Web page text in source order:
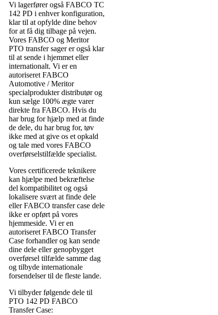
Vi lagerfører også FABCO TC
142 PD i enhver konfiguration,
klar til at opfylde dine behov
for at få dig tilbage på vejen.
Vores FABCO og Meritor
PTO transfer sager er også klar
til at sende i hjemmet eller
internationalt. Vi er en
autoriseret FABCO
Automotive / Meritor
specialprodukter distributør og
kun sælge 100% ægte varer
direkte fra FABCO. Hvis du
har brug for hjælp med at finde
de dele, du har brug for, tøv
ikke med at give os et opkald
og tale med vores FABCO
overførselstilfælde specialist.
Vores certificerede teknikere
kan hjælpe med bekræftelse
del kompatibilitet og også
lokalisere svært at finde dele
eller FABCO transfer case dele
ikke er opført på vores
hjemmeside. Vi er en
autoriseret FABCO Transfer
Case forhandler og kan sende
dine dele eller genopbygget
overførsel tilfælde samme dag
og tilbyde internationale
forsendelser til de fleste lande.
Vi tilbyder følgende dele til
PTO 142 PD FABCO
Transfer Case: